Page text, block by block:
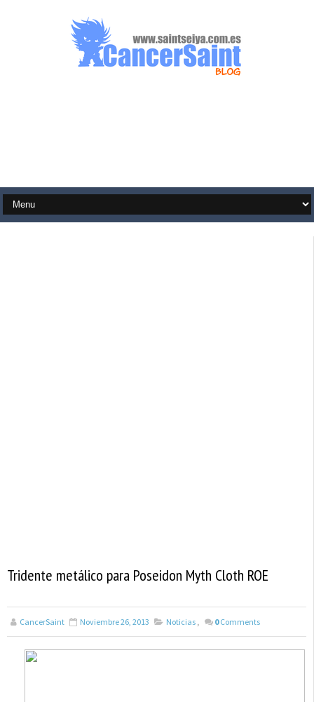
Tridente metálico para Poseidon Myth Cloth ROE
CancerSaint Noviembre 26, 2013 Noticias , 0 Comments